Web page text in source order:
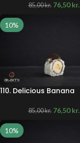
85,00kr. 76,50kr.
10%
110. Delicious Banana
85,00kr. 76,50kr.
10%